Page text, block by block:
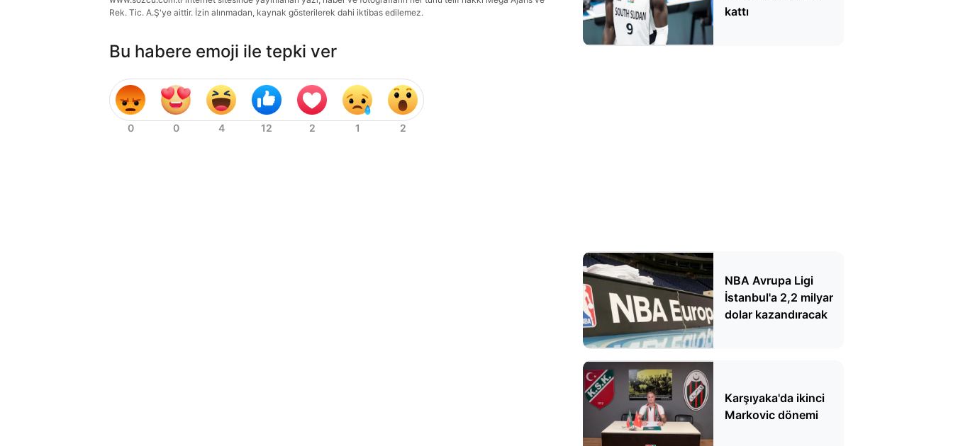
Rek. Tic. A.Ş'ye aittir. İzin alınmadan, kaynak gösterilerek dahi iktibas edilemez.
Bu habere emoji ile tepki ver
kattı
NBA Avrupa Ligi
İstanbul'a 2,2 milyar
dolar kazandıracak
Karşıyaka'da ikinci
Markovic dönemi